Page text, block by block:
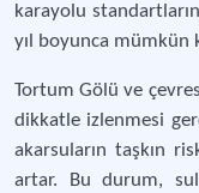
karayolu
yıl boyunca mümkün
Tortum Gölü ve
dikkatle izlenmesi
akarsuların taşkın
artar. Bu durum,